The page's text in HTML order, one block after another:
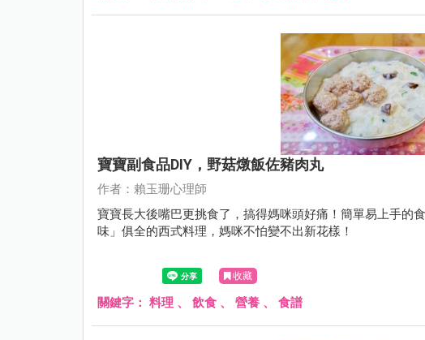
寶寶副食品DIY，野菇燉飯佐豬肉丸
作者：賴玉珊心理師
寶寶長大後嘴巴更挑食了，搞得媽咪頭好痛！簡單易上手的
味」俱全的西式料理，媽咪不怕變不出新花樣！
收藏
關鍵字： 料理 、 飲食 、 營養 、 食譜